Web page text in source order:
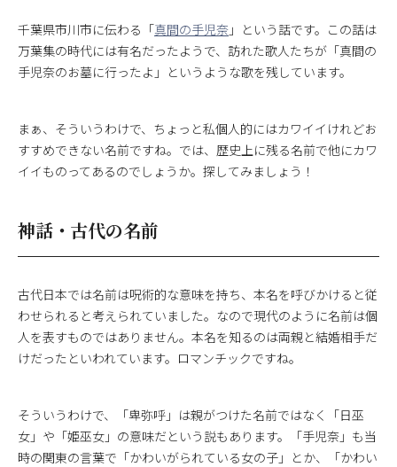
千葉県市川市に伝わる「真間の手児奈 」という話です。この話は
万葉集の時代には有名だったようで、訪れた歌人たちが「真間の
手児奈のお墓に行ったよ」というような歌を残しています。
まぁ、そういうわけで、ちょっと私個人的にはカワイイけれどお
すすめできない名前ですね。では、歴史上に残る名前で他にカワ
イイものってあるのでしょうか。探してみましょう！
神話・古代の名前
古代日本では名前は呪術的な意味を持ち、本名を呼びかけると従
わせられると考えられていました。なので現代のように名前は個
人を表すものではありません。本名を知るのは両親と結婚相手だ
けだったといわれています。ロマンチックですね。
そういうわけで、「卑弥呼」は親がつけた名前ではなく「日巫
女」や「姫巫女」の意味だという説もあります。「手児奈」も当
時の関東の言葉で「かわいがられている女の子」とか、「かわい